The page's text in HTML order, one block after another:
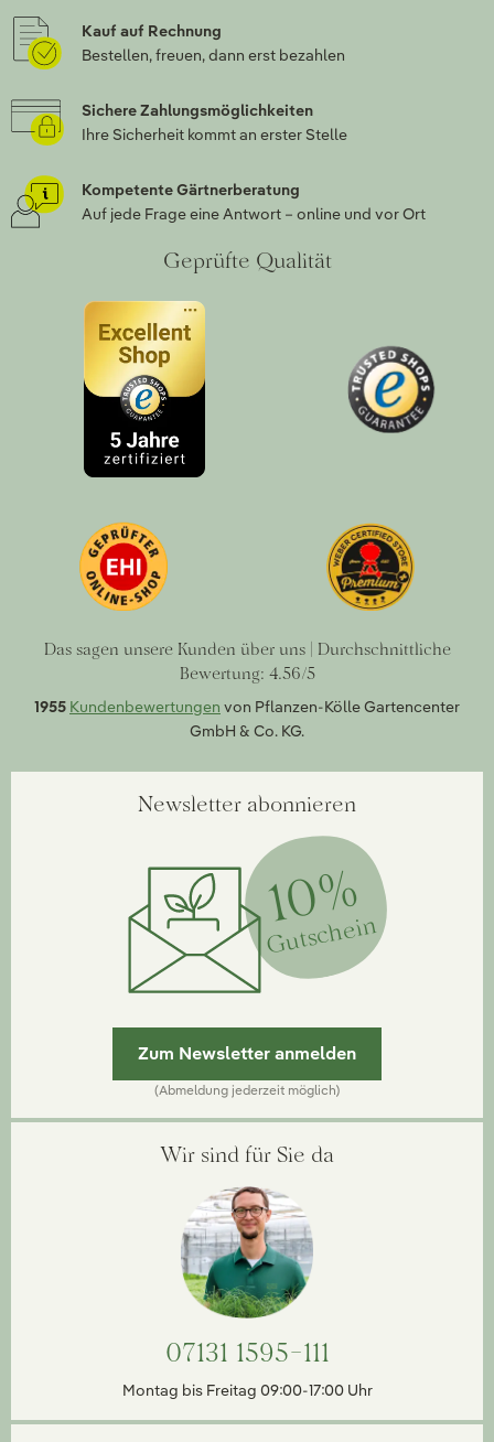
Kauf auf Rechnung
Bestellen, freuen, dann erst bezahlen
Sichere Zahlungsmöglichkeiten
Ihre Sicherheit kommt an erster Stelle
Kompetente Gärtnerberatung
Auf jede Frage eine Antwort – online und vor Ort
Geprüfte Qualität
Das sagen unsere Kunden über uns | Durchschnittliche
Bewertung: 4.56/5
1955 Kundenbewertungen von Pflanzen-Kölle Gartencenter
GmbH & Co. KG.
Newsletter abonnieren
10%
Gutschein
Zum Newsletter anmelden
(Abmeldung jederzeit möglich)
Wir sind für Sie da
07131 1595-111
Montag bis Freitag 09:00-17:00 Uhr